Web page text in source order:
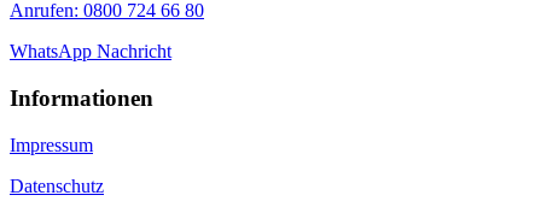
Anrufen: 0800 724 66 80
WhatsApp Nachricht
Informationen
Impressum
Datenschutz